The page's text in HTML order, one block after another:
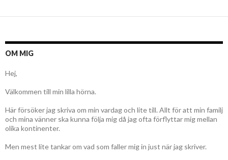
OM MIG
Hej,
Välkommen till min lilla hörna.
Här försöker jag skriva om min vardag och lite till. Allt för att min familj
och mina vänner ska kunna följa mig då jag ofta förflyttar mig mellan
olika kontinenter.
Men mest lite tankar om vad som faller mig in just när jag skriver.